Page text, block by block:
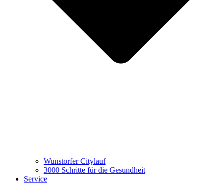
Wunstorfer Citylauf
3000 Schritte für die Gesundheit
Service